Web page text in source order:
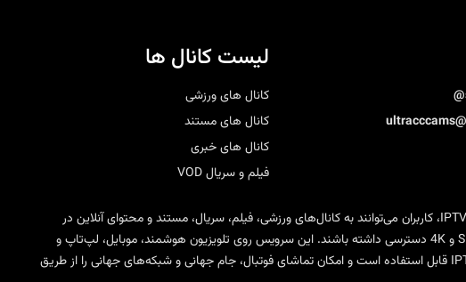
لیست کانال ها
کانال های ورزشی
کانال های مستند
کانال های خبری
فیلم و سریال VOD
، کاربران می‌توانند به کانال‌های ورزشی، فیلم، سریال، مستند و محتوای آنلاین در
کیفیت‌های SD، HD، FHD و 4K دسترسی داشته باشند. این سرویس روی تلویزیون هوشمند، موبایل، لپ‌تاپ و
اپلیکیشن‌های مختلف IPTV قابل استفاده است و امکان تماشای فوتبال، جام جهانی و شبکه‌های جهانی را از طریق